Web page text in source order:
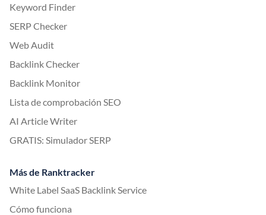
Keyword Finder
SERP Checker
Web Audit
Backlink Checker
Backlink Monitor
Lista de comprobación SEO
AI Article Writer
GRATIS: Simulador SERP
Más de Ranktracker
White Label SaaS Backlink Service
Cómo funciona